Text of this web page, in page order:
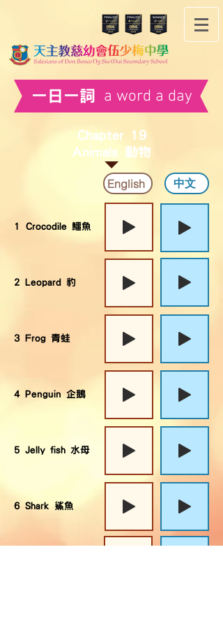
​一日一詞 a word a day
Chapter 19
Animals 動物
English 中文
1 Crocodile 鱷魚
2 Leopard 豹
3 Frog 青蛙
4 Penguin 企鵝
5 Jelly fish 水母
6 Shark 鯊魚